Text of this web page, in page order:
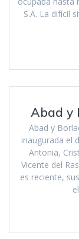
S.A. La difícil
Abad y
Abad y
inaugurada el
Antonia,
Vicente del
es reciente,